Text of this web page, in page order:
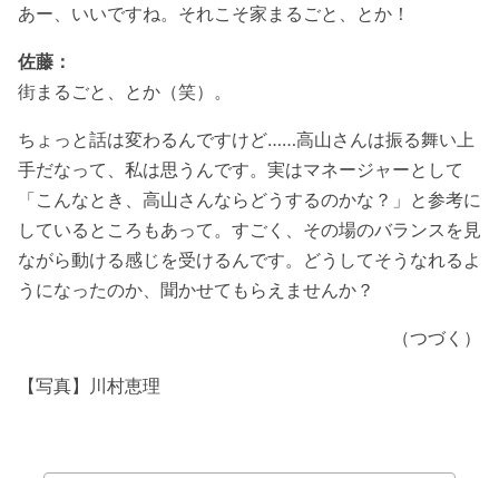
あー、いいですね。それこそ家まるごと、とか！
佐藤：
街まるごと、とか（笑）。
ちょっと話は変わるんですけど……高山さんは振る舞い上
手だなって、私は思うんです。実はマネージャーとして
「こんなとき、高山さんならどうするのかな？」と参考に
しているところもあって。すごく、その場のバランスを見
ながら動ける感じを受けるんです。どうしてそうなれるよ
うになったのか、聞かせてもらえませんか？
（つづく）
【写真】川村恵理